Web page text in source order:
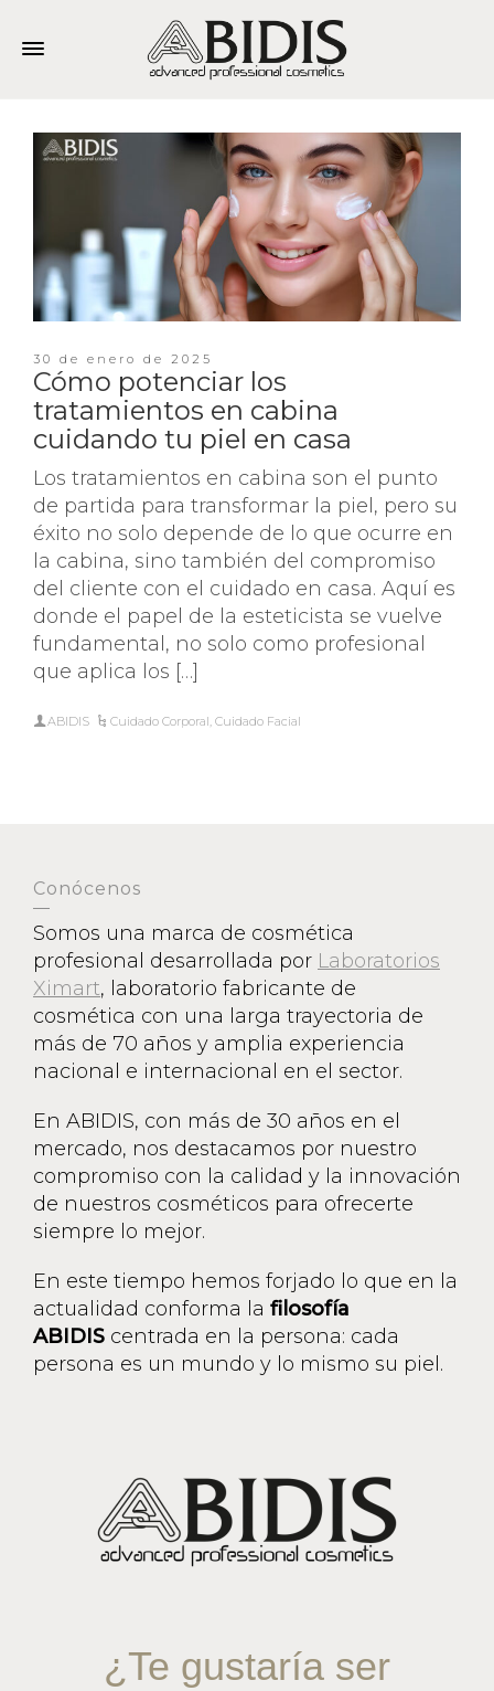
30 de enero de 2025
Cómo potenciar los
tratamientos en cabina
cuidando tu piel en casa
Los tratamientos en cabina son el punto
de partida para transformar la piel, pero su
éxito no solo depende de lo que ocurre en
la cabina, sino también del compromiso
del cliente con el cuidado en casa. Aquí es
donde el papel de la esteticista se vuelve
fundamental, no solo como profesional
que aplica los […]
ABIDIS Cuidado Corporal,Cuidado Facial
Conócenos
Somos una marca de cosmética
profesional desarrollada por Laboratorios
Ximart, laboratorio fabricante de
cosmética con una larga trayectoria de
más de 70 años y amplia experiencia
nacional e internacional en el sector.
En ABIDIS, con más de 30 años en el
mercado, nos destacamos por nuestro
compromiso con la calidad y la innovación
de nuestros cosméticos para ofrecerte
siempre lo mejor.
En este tiempo hemos forjado lo que en la
actualidad conforma la filosofía
ABIDIS centrada en la persona: cada
persona es un mundo y lo mismo su piel.
¿Te gustaría ser